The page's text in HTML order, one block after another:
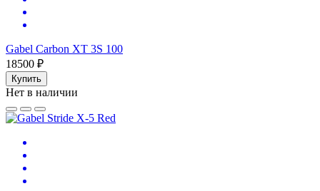
Gabel Carbon XT 3S 100
18500 ₽
Купить
Нет в наличии